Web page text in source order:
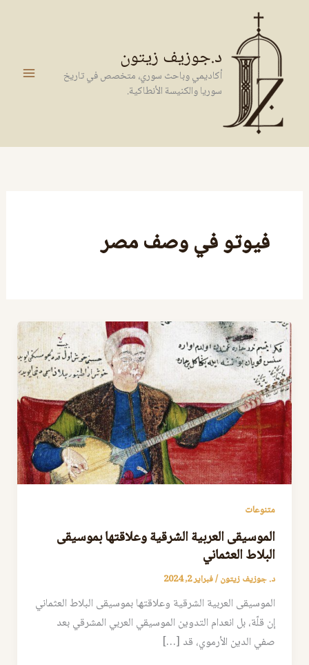
المحتوى
د.جوزيف زيتون
أكاديمي وباحث سوري، متخصص في تاريخ
سوريا والكنيسة الأنطاكية.
فيوتو في وصف مصر
متنوعات
الموسيقى العربية الشرقية وعلاقتها بموسيقى
البلاط العثماني
د. جوزيف زيتون/فبراير 2, 2024
الموسيقى العربية الشرقية وعلاقتها بموسيقى البلاط العثماني
إن قلّة، بل انعدام التدوين الموسيقي العربي المشرقي بعد
صفي الدين الأرموي، قد […]